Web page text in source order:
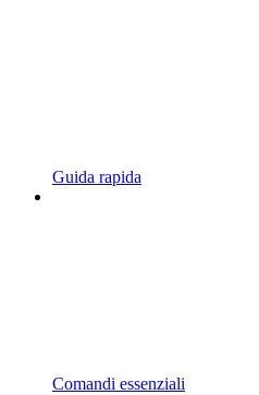
Guida rapida
Comandi essenziali